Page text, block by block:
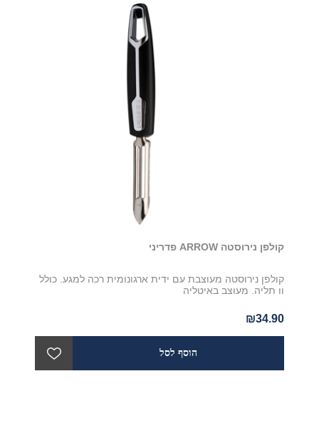
קולפן נירוסטה ARROW פדריני
קולפן נירוסטה מעוצבת עם ידית ארגונומית רכה למגע. כולל
וו תליה. מעוצב באיטליה
₪34.90